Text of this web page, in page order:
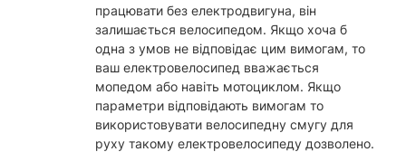
працювати без електродвигуна, він
залишається велосипедом. Якщо хоча б
одна з умов не відповідає цим вимогам, то
ваш електровелосипед вважається
мопедом або навіть мотоциклом. Якщо
параметри відповідають вимогам то
використовувати велосипедну смугу для
руху такому електровелосипеду дозволено.